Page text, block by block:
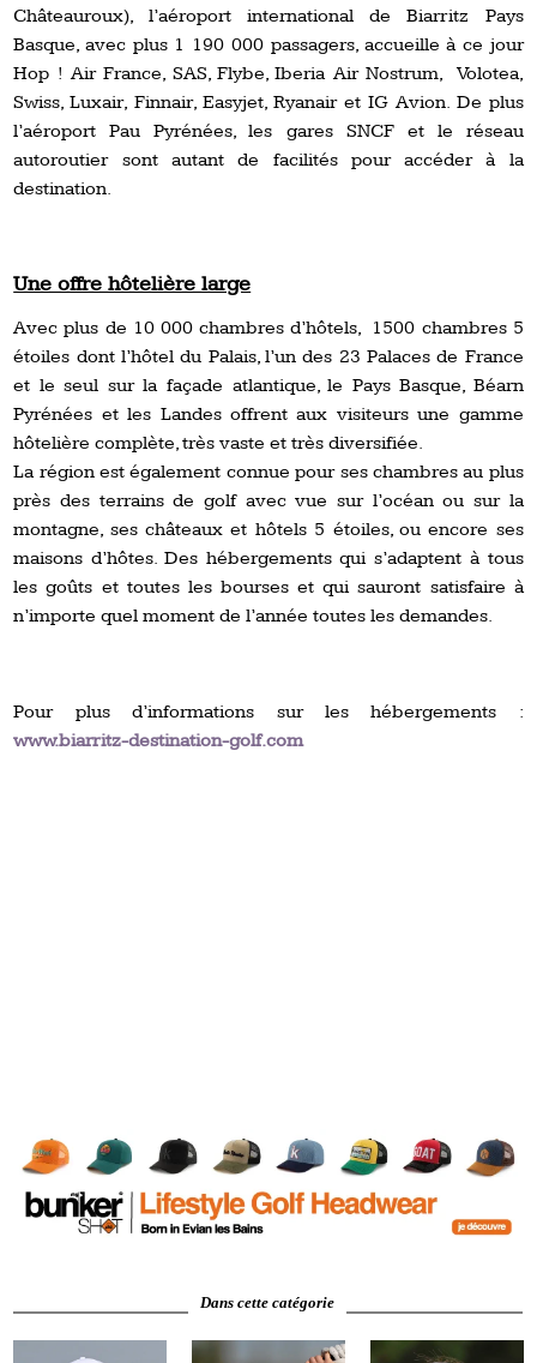
Châteauroux), l’aéroport international de Biarritz Pays
Basque, avec plus 1 190 000 passagers, accueille à ce jour
Hop ! Air France, SAS, Flybe, Iberia Air Nostrum, Volotea,
Swiss, Luxair, Finnair, Easyjet, Ryanair et IG Avion. De plus
l’aéroport Pau Pyrénées, les gares SNCF et le réseau
autoroutier sont autant de facilités pour accéder à la
destination.
Une offre hôtelière large
Avec plus de 10 000 chambres d’hôtels, 1500 chambres 5
étoiles dont l’hôtel du Palais, l’un des 23 Palaces de France
et le seul sur la façade atlantique, le Pays Basque, Béarn
Pyrénées et les Landes offrent aux visiteurs une gamme
hôtelière complète, très vaste et très diversifiée.
La région est également connue pour ses chambres au plus
près des terrains de golf avec vue sur l’océan ou sur la
montagne, ses châteaux et hôtels 5 étoiles, ou encore ses
maisons d’hôtes. Des hébergements qui s’adaptent à tous
les goûts et toutes les bourses et qui sauront satisfaire à
n’importe quel moment de l’année toutes les demandes.
Pour plus d’informations sur les hébergements :
www.biarritz-destination-golf.com
Dans cette catégorie